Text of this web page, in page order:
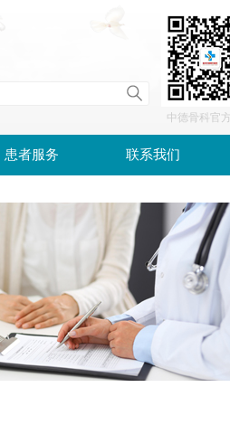
中德骨科官
患者服务 联系我们